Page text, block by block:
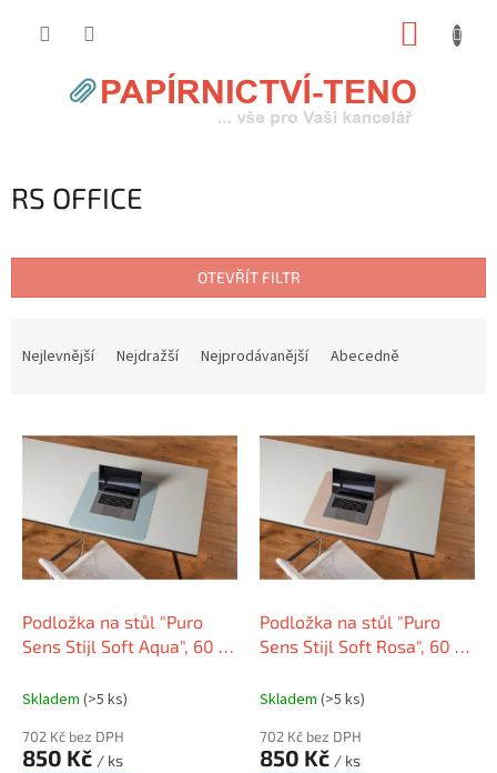
RS OFFICE
OTEVŘÍT FILTR
Nejlevnější Nejdražší Nejprodávanější Abecedně
p
Podložka na stůl "Puro
Sens Stijl Soft Aqua", 60 x
6060SA
Skladem (>5 ks)
702 Kč bez DPH
850 Kč / ks
Podložka na stůl "Puro
Sens Stijl Soft Rosa", 60 x
6060SR
Skladem (>5 ks)
702 Kč bez DPH
850 Kč / ks